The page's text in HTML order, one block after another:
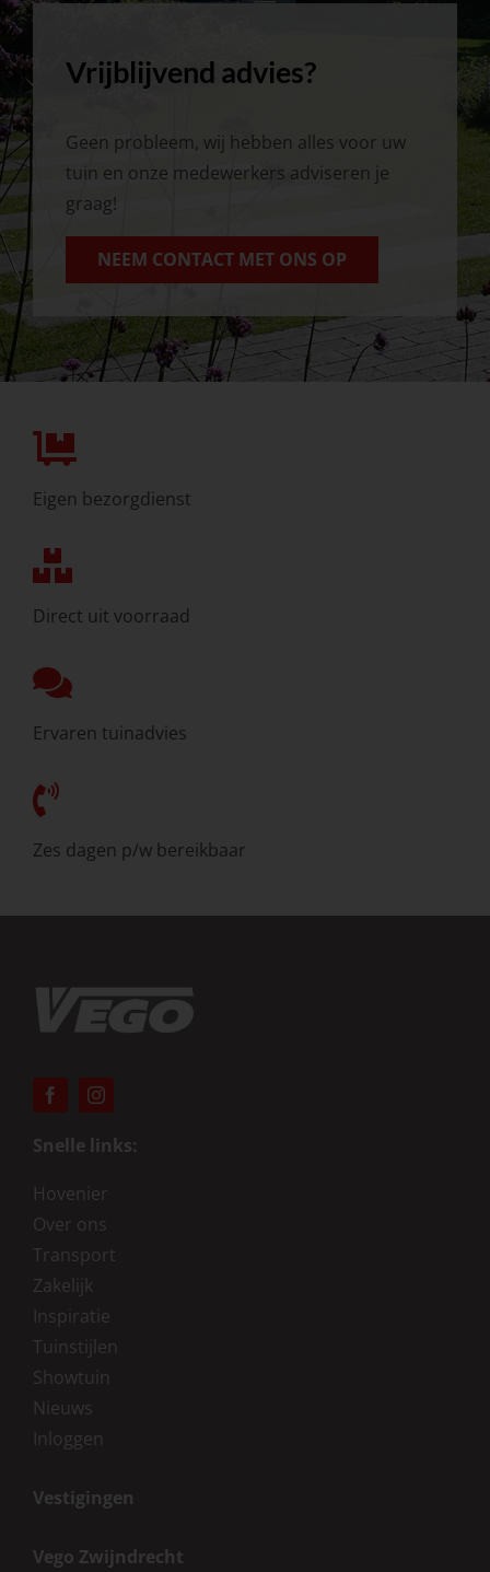
Vrijblijvend advies?
Geen probleem, wij hebben alles voor uw
tuin en onze medewerkers adviseren je
graag!
NEEM CONTACT MET ONS OP
Eigen bezorgdienst
Direct uit voorraad
Ervaren tuinadvies
Zes dagen p/w bereikbaar
Snelle links:
Hovenier
Over ons
Transport
Zakelijk
Inspiratie
Tuinstijlen
Showtuin
Nieuws
Inloggen
Vestigingen
Vego Zwijndrecht